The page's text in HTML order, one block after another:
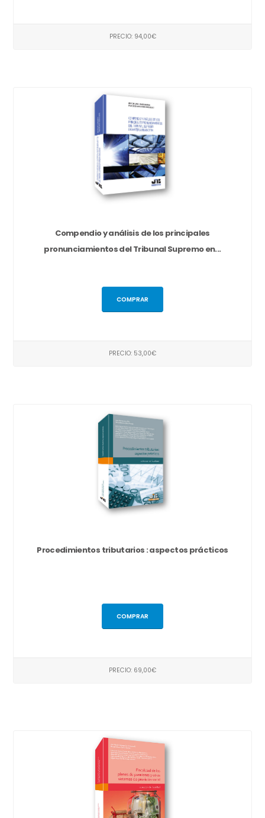
PRECIO: 94,00€
Compendio y análisis de los principales
pronunciamientos del Tribunal Supremo en...
COMPRAR
PRECIO: 53,00€
Procedimientos tributarios : aspectos prácticos
COMPRAR
PRECIO: 69,00€